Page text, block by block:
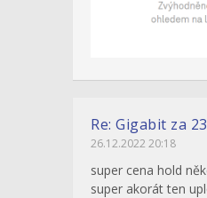
Re: Gigabit za
26.12.2022 20:18
super cena hold
super akorát ten